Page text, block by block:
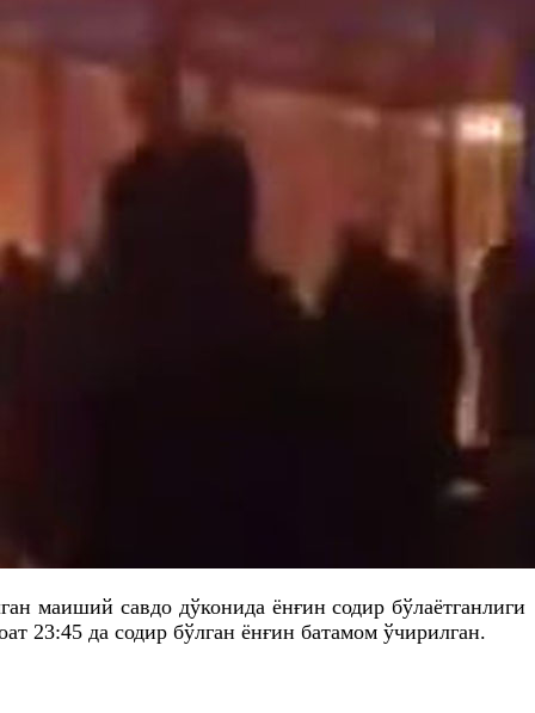
маиший савдо дўконида ёнғин содирбўлаётганлиги
23:45 да содир бўлган ёнғин батамом ўчирилган.